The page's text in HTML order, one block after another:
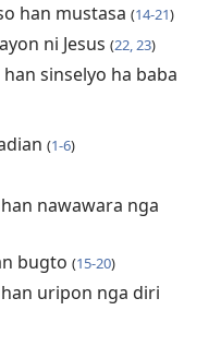
han mustasa (14-21)
ni Jesus (22, 23)
sinselyo ha baba
(1-6)
nawawara nga
bugto (15-20)
uripon nga diri